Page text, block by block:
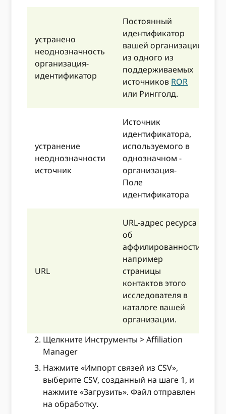
устранено
неоднозначность
организация-
идентификатор
Постоянный
идентификатор
вашей организации
из одного из
поддерживаемых
источников ROR
или Рингголд.
устранение
неоднозначности
источник
Источник
идентификатора,
используемого в
однозначном -
организация-
Поле
идентификатора
URL
URL-адрес ресурса
об
аффилированности,
например
страницы
контактов этого
исследователя в
каталоге вашей
организации.
Щелкните Инструменты > Affiliation
Manager
Нажмите «Импорт связей из CSV»,
выберите CSV, созданный на шаге 1, и
нажмите «Загрузить». Файл отправлен
на обработку.